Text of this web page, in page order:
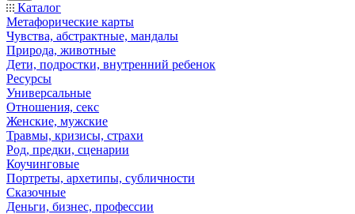
Каталог
Mетафорические карты
Чувства, абстрактные, мандалы
Природа, животные
Дети, подростки, внутренний ребенок
Ресурсы
Универсальные
Отношения, секс
Женские, мужские
Травмы, кризисы, страхи
Род, предки, сценарии
Коучинговые
Портреты, архетипы, субличности
Сказочные
Деньги, бизнес, профессии